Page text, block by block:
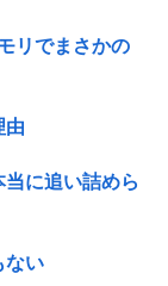
リでまさかの
由
に追い詰めら
ない